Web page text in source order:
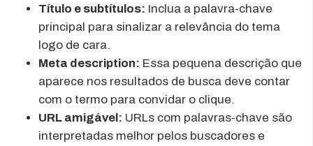
Título e subtítulos: Inclua a palavra-chave
principal para sinalizar a relevância do tema
logo de cara.
Meta description: Essa pequena descrição que
aparece nos resultados de busca deve contar
com o termo para convidar o clique.
URL amigável: URLs com palavras-chave são
interpretadas melhor pelos buscadores e